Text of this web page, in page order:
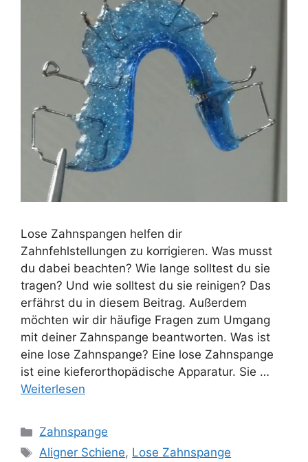
Lose Zahnspangen helfen dir
Zahnfehlstellungen zu korrigieren. Was musst
du dabei beachten? Wie lange solltest du sie
tragen? Und wie solltest du sie reinigen? Das
erfährst du in diesem Beitrag. Außerdem
möchten wir dir häufige Fragen zum Umgang
mit deiner Zahnspange beantworten. Was ist
eine lose Zahnspange? Eine lose Zahnspange
ist eine kieferorthopädische Apparatur. Sie …
Weiterlesen
Kategorien
Zahnspange
Schlagwörter
Aligner Schiene, Lose Zahnspange